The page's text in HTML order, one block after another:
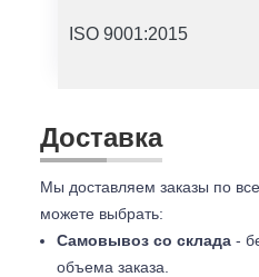
ISO 9001:2015
Доставка
Мы доставляем заказы по
можете выбрать:
Самовывоз со склада -
объема заказа.